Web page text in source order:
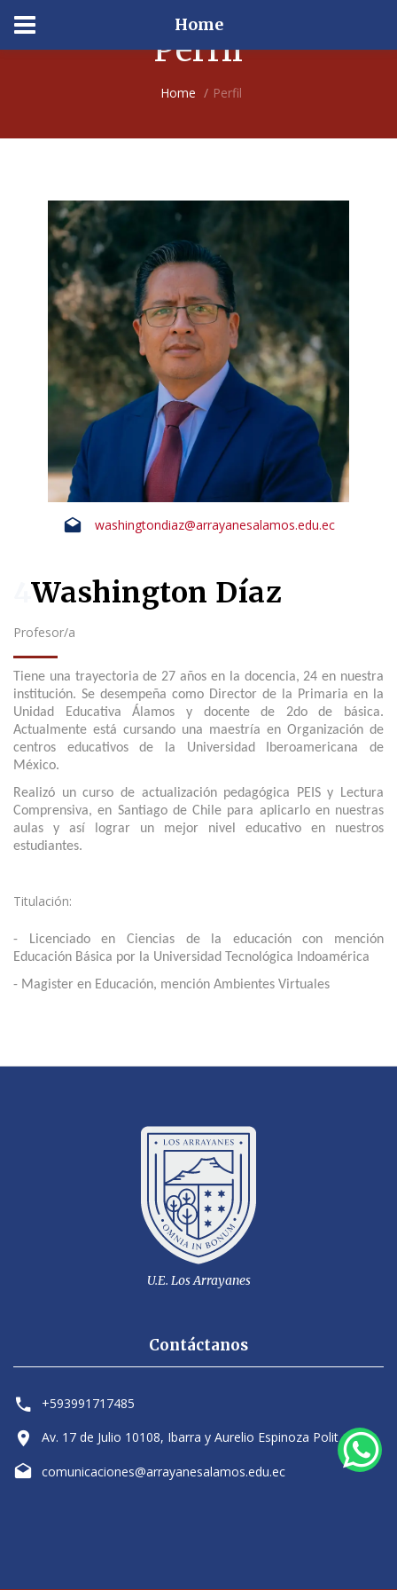
Home
Perfil
Home Perfil
washingtondiaz@arrayanesalamos.edu.ec
Washington Díaz
Profesor/a
Tiene una trayectoria de 27 años en la docencia, 24 en nuestra
institución. Se desempeña como Director de la Primaria en la
Unidad Educativa Álamos y docente de 2do de básica.
Actualmente está cursando una maestría en Organización de
centros educativos de la Universidad Iberoamericana de
México.
Realizó un curso de actualización pedagógica PEIS y Lectura
Comprensiva, en Santiago de Chile para aplicarlo en nuestras
aulas y así lograr un mejor nivel educativo en nuestros
estudiantes.
Titulación:
- Licenciado en Ciencias de la educación con mención
Educación Básica por la Universidad Tecnológica Indoamérica
- Magister en Educación, mención Ambientes Virtuales
U.E. Los Arrayanes
Contáctanos
+593991717485
Av. 17 de Julio 10108, Ibarra y Aurelio Espinoza Polit
comunicaciones@arrayanesalamos.edu.ec